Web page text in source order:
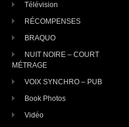
Télévision
RÉCOMPENSES
BRAQUO
NUIT NOIRE – COURT
MÉTRAGE
VOIX SYNCHRO – PUB
Book Photos
Vidéo